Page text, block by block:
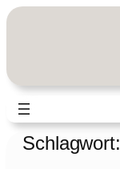
Zum
Schlagwort: